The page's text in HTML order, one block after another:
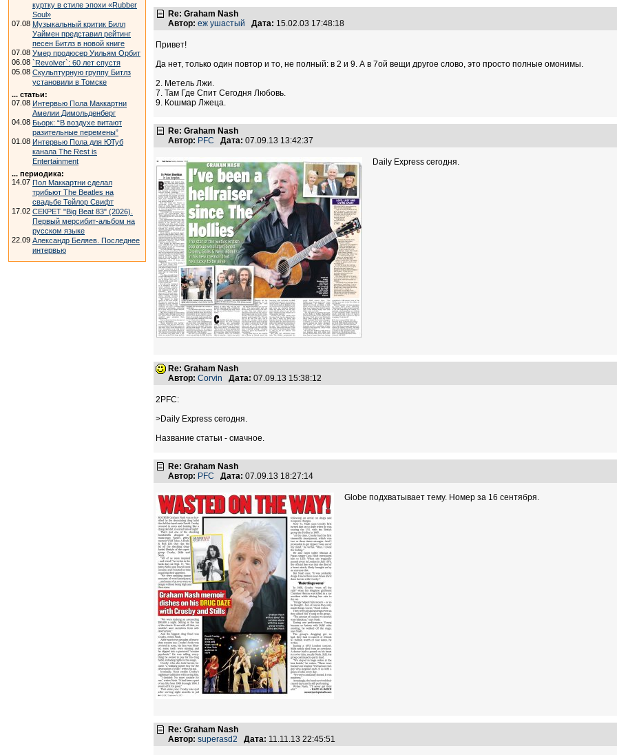
куртку в стиле эпохи «Rubber
Soul»
07.08 Музыкальный критик Билл
Уаймен представил рейтинг
песен Битлз в новой книге
07.08 Умер продюсер Уильям Орбит
06.08 `Revolver`: 60 лет спустя
05.08 Скульптурную группу Битлз
установили в Томске
... статьи:
07.08 Интервью Пола Маккартни
Амелии Димольденберг
04.08 Бьорк: “В воздухе витают
разительные перемены”
01.08 Интервью Пола для ЮТуб
канала The Rest is
Entertainment
... периодика:
14.07 Пол Маккартни сделал
трибьют The Beatles на
свадьбе Тейлор Свифт
17.02 СЕКРЕТ "Big Beat 83" (2026).
Первый мерсибит-альбом на
русском языке
22.09 Александр Беляев. Последнее
интервью
Re: Graham Nash
Автор: еж ушастый Дата: 15.02.03 17:48:18
Привет!
Да нет, только один повтор и то, не полный: в 2 и 9. А в 7ой вещи другое слово, это просто полные омонимы.
2. Метель Лжи.
7. Там Где Спит Сегодня Любовь.
9. Кошмар Лжеца.
Re: Graham Nash
Автор: PFC Дата: 07.09.13 13:42:37
Daily Express сегодня.
Re: Graham Nash
Автор: Corvin Дата: 07.09.13 15:38:12
2PFC:
>Daily Express сегодня.
Название статьи - смачное.
Re: Graham Nash
Автор: PFC Дата: 07.09.13 18:27:14
Globe подхватывает тему. Номер за 16 сентября.
Re: Graham Nash
Автор: superasd2 Дата: 11.11.13 22:45:51